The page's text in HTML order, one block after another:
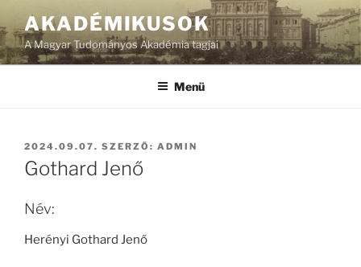
AKADÉMIKUSOK
A Magyar Tudományos Akadémia tagjai
Menü
BEKÜLDVE:
2024.09.07. SZERZŐ: ADMIN
Gothard Jenő
Név:
Herényi Gothard Jenő